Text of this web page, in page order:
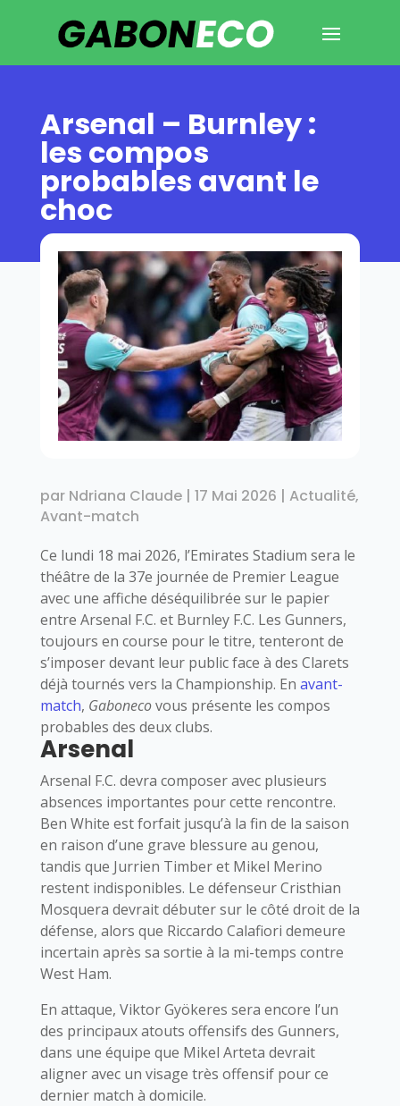
Arsenal – Burnley :
les compos
probables avant le
choc
par Ndriana Claude| 17 Mai 2026 | Actualité,
Avant-match
Ce lundi 18 mai 2026, l’Emirates Stadium sera le
théâtre de la 37e journée de Premier League
avec une affiche déséquilibrée sur le papier
entre Arsenal F.C. et Burnley F.C. Les Gunners,
toujours en course pour le titre, tenteront de
s’imposer devant leur public face à des Clarets
déjà tournés vers la Championship. En avant-
match, Gabonecovous présente les compos
probables des deux clubs.
Arsenal
Arsenal F.C. devra composer avec plusieurs
absences importantes pour cette rencontre.
Ben White est forfait jusqu’à la fin de la saison
en raison d’une grave blessure au genou,
tandis que Jurrien Timber et Mikel Merino
restent indisponibles. Le défenseur Cristhian
Mosquera devrait débuter sur le côté droit de la
défense, alors que Riccardo Calafiori demeure
incertain après sa sortie à la mi-temps contre
West Ham.
En attaque, Viktor Gyökeres sera encore l’un
des principaux atouts offensifs des Gunners,
dans une équipe que Mikel Arteta devrait
aligner avec un visage très offensif pour ce
dernier match à domicile.